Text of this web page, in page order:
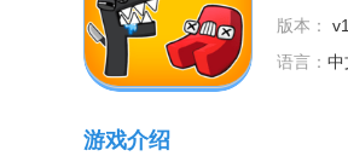
版本：
语言： 中
游戏介绍